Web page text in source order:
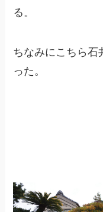
る。
ちなみにこちら石
った。